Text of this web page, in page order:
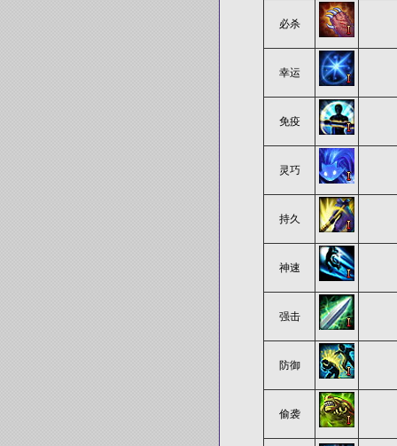
必杀
幸运
免疫
灵巧
持久
神速
强击
防御
偷袭